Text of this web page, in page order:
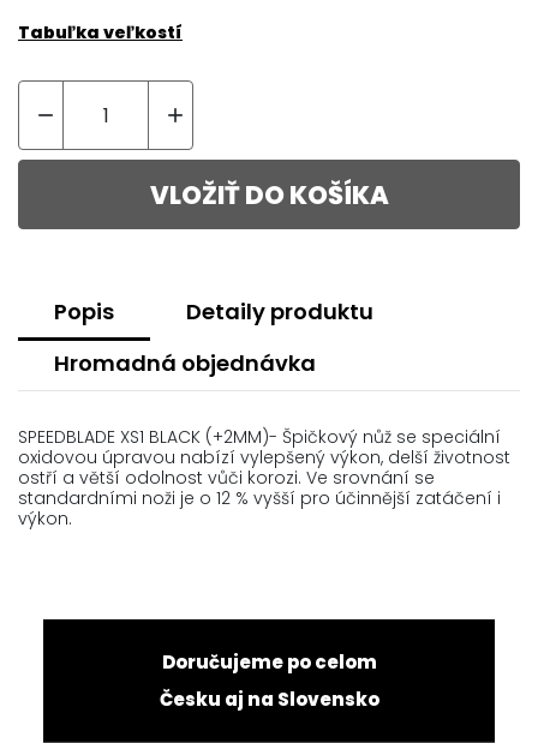
Tabuľka veľkostí
 
VLOŽIŤ DO KOŠÍKA
Popis
Detaily produktu
Hromadná objednávka
SPEEDBLADE XS1 BLACK (+2MM)- Špičkový nůž se speciální
oxidovou úpravou nabízí vylepšený výkon, delší životnost
ostří a větší odolnost vůči korozi. Ve srovnání se
standardními noži je o 12 % vyšší pro účinnější zatáčení i
výkon.
Doručujeme po celom
Česku aj na Slovensko